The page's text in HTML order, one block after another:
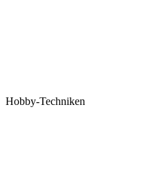
Hobby-Techniken